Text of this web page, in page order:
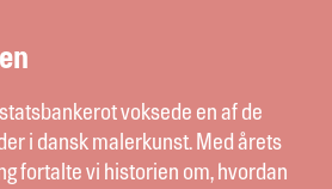
voksede en af de
i dansk malerkunst. Med årets
fortalte vi historien om, hvordan